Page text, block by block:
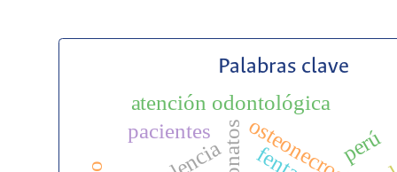
Palabras clave
osteonecrosis
atención odontológica
pacientes perú